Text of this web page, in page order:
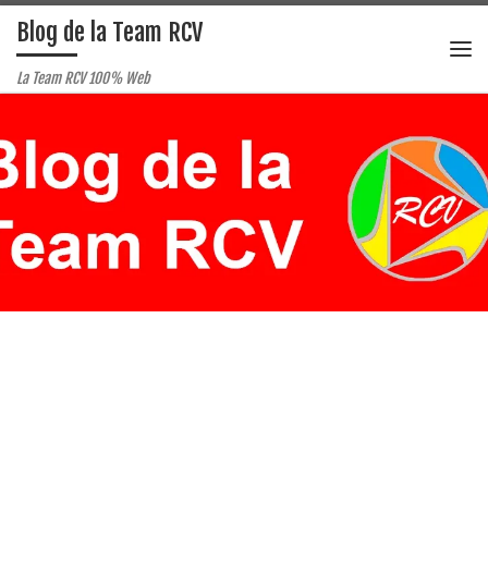
Passer au contenu
Blog de la Team RCV
La Team RCV 100% Web